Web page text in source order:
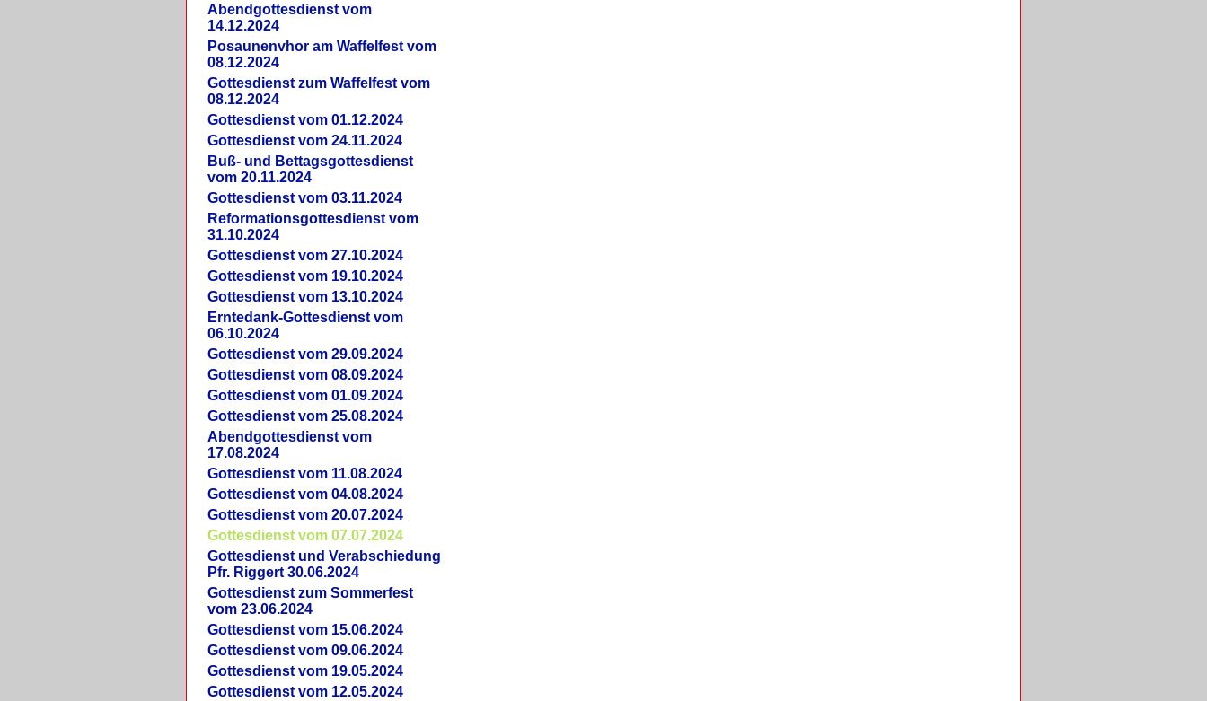
Abendgottesdienst vom
14.12.2024
Posaunenvhor am Waffelfest vom
08.12.2024
Gottesdienst zum Waffelfest vom
08.12.2024
Gottesdienst vom 01.12.2024
Gottesdienst vom 24.11.2024
Buß- und Bettagsgottesdienst
vom 20.11.2024
Gottesdienst vom 03.11.2024
Reformationsgottesdienst vom
31.10.2024
Gottesdienst vom 27.10.2024
Gottesdienst vom 19.10.2024
Gottesdienst vom 13.10.2024
Erntedank-Gottesdienst vom
06.10.2024
Gottesdienst vom 29.09.2024
Gottesdienst vom 08.09.2024
Gottesdienst vom 01.09.2024
Gottesdienst vom 25.08.2024
Abendgottesdienst vom
17.08.2024
Gottesdienst vom 11.08.2024
Gottesdienst vom 04.08.2024
Gottesdienst vom 20.07.2024
Gottesdienst vom 07.07.2024
Gottesdienst und Verabschiedung
Pfr. Riggert 30.06.2024
Gottesdienst zum Sommerfest
vom 23.06.2024
Gottesdienst vom 15.06.2024
Gottesdienst vom 09.06.2024
Gottesdienst vom 19.05.2024
Gottesdienst vom 12.05.2024